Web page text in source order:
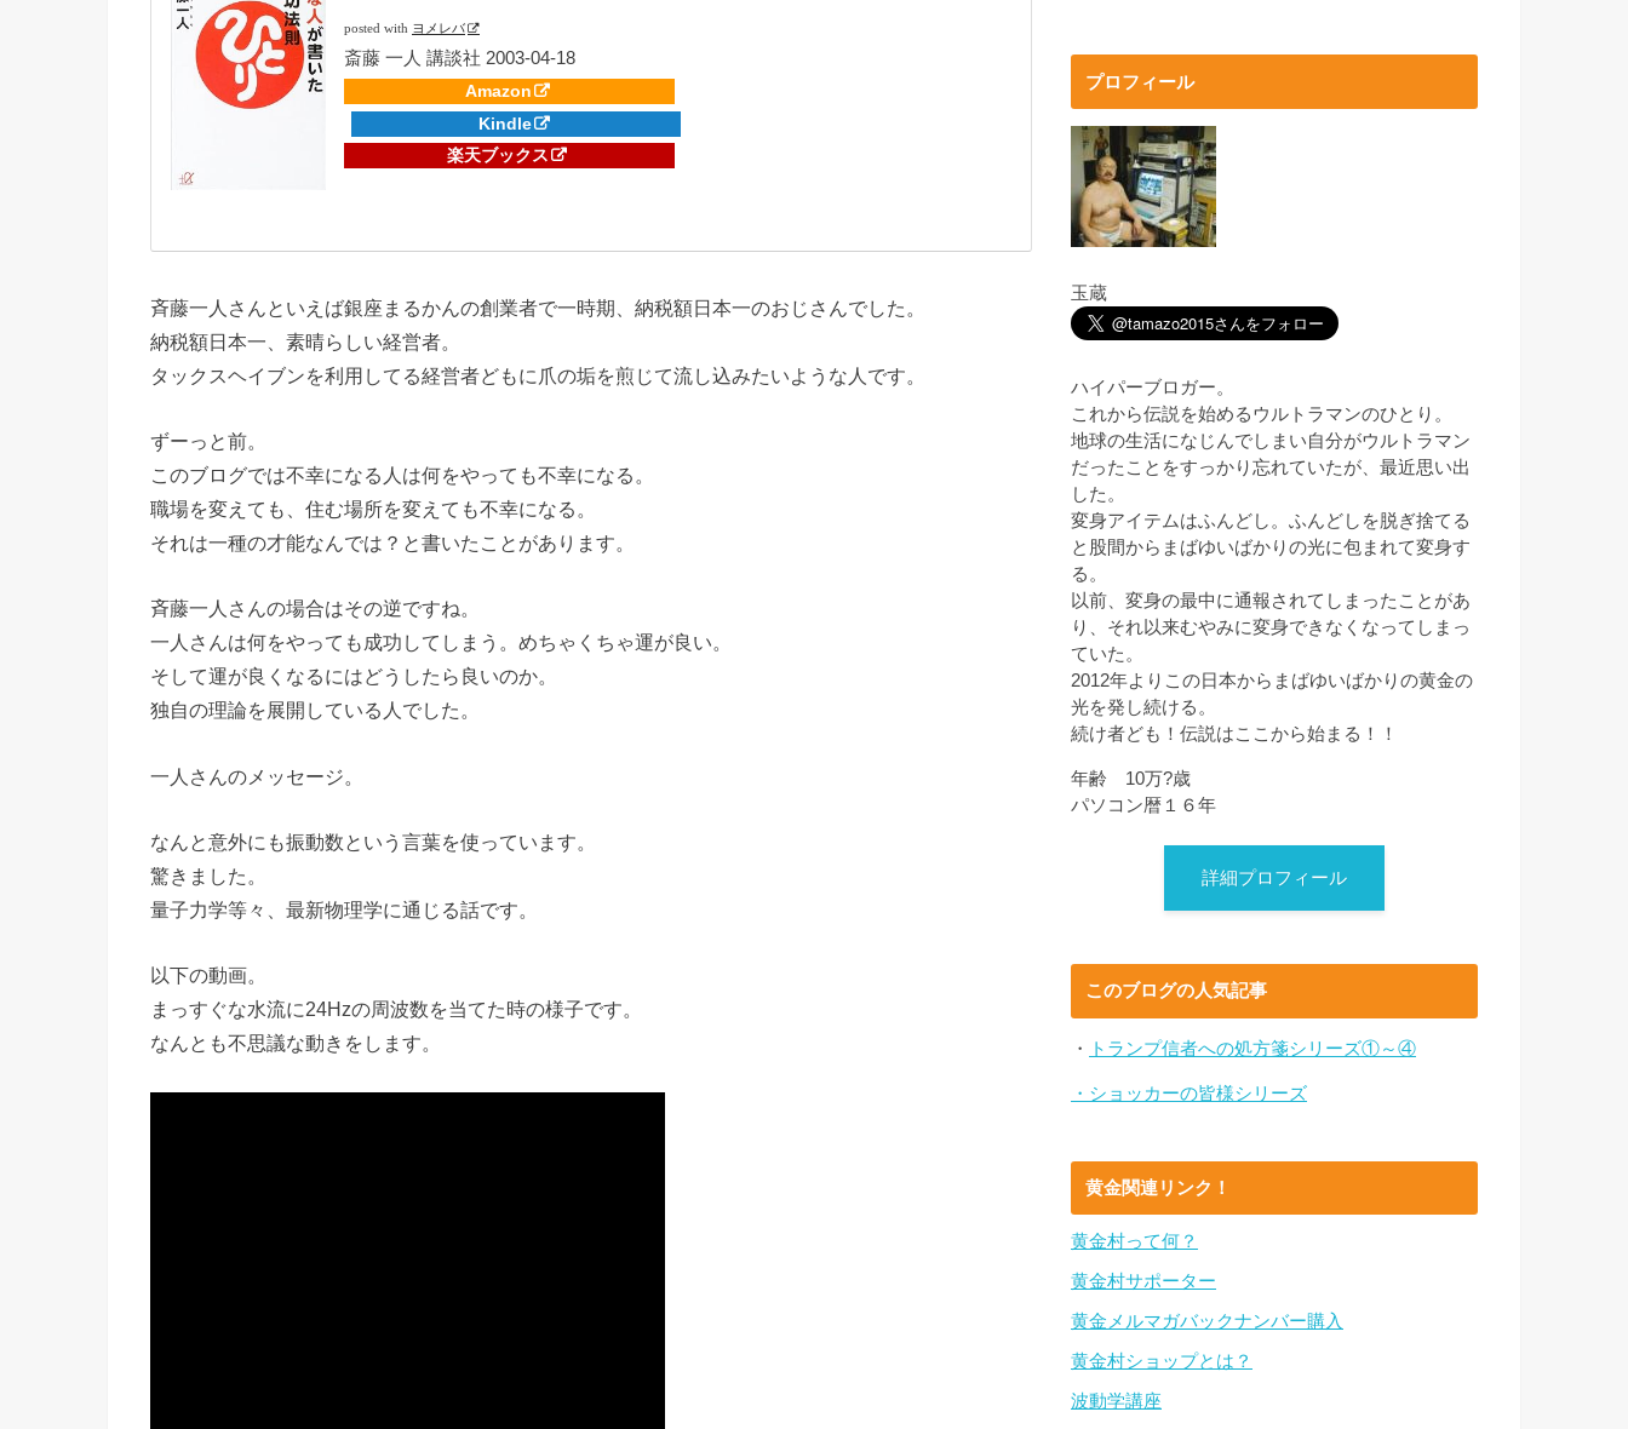
posted with ヨメレバ
斎藤 一人 講談社 2003-04-18
Amazon
Kindle
楽天ブックス
斉藤一人さんといえば銀座まるかんの創業者で一時期、納税額日本一のおじさんでした。
納税額日本一、素晴らしい経営者。
タックスヘイブンを利用してる経営者どもに爪の垢を煎じて流し込みたいような人です。
ずーっと前。
このブログでは不幸になる人は何をやっても不幸になる。
職場を変えても、住む場所を変えても不幸になる。
それは一種の才能なんでは？と書いたことがあります。
斉藤一人さんの場合はその逆ですね。
一人さんは何をやっても成功してしまう。めちゃくちゃ運が良い。
そして運が良くなるにはどうしたら良いのか。
独自の理論を展開している人でした。
一人さんのメッセージ。
なんと意外にも振動数という言葉を使っています。
驚きました。
量子力学等々、最新物理学に通じる話です。
以下の動画。
まっすぐな水流に24Hzの周波数を当てた時の様子です。
なんとも不思議な動きをします。
プロフィール
玉蔵
ハイパーブロガー。
これから伝説を始めるウルトラマンのひとり。
地球の生活になじんでしまい自分がウルトラマン
だったことをすっかり忘れていたが、最近思い出
した。
変身アイテムはふんどし。ふんどしを脱ぎ捨てる
と股間からまばゆいばかりの光に包まれて変身す
る。
以前、変身の最中に通報されてしまったことがあ
り、それ以来むやみに変身できなくなってしまっ
ていた。
2012年よりこの日本からまばゆいばかりの黄金の
光を発し続ける。
続け者ども！伝説はここから始まる！！
年齢 10万?歳
パソコン暦１６年
詳細プロフィール
このブログの人気記事
・ トランプ信者への処方箋シリーズ①～④
・ショッカーの皆様シリーズ
黄金関連リンク！
黄金村って何？
黄金村サポーター
黄金メルマガバックナンバー購入
黄金村ショップとは？
波動学講座